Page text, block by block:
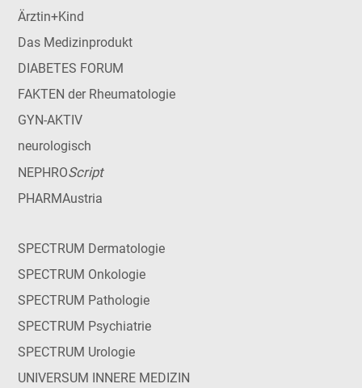
Ärztin+Kind
Das Medizinprodukt
DIABETES FORUM
FAKTEN der Rheumatologie
GYN-AKTIV
neurologisch
NEPHROScript
PHARMAustria
SPECTRUM Dermatologie
SPECTRUM Onkologie
SPECTRUM Pathologie
SPECTRUM Psychiatrie
SPECTRUM Urologie
UNIVERSUM INNERE MEDIZIN